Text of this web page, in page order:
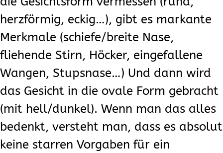
herzförmig, eckig…), gibt es markante
Merkmale (schiefe/breite Nase,
fliehende Stirn, Höcker, eingefallene
Wangen, Stupsnase…) Und dann wird
das Gesicht in die ovale Form gebracht
(mit hell/dunkel). Wenn man das alles
bedenkt, versteht man, dass es absolut
keine starren Vorgaben für ein